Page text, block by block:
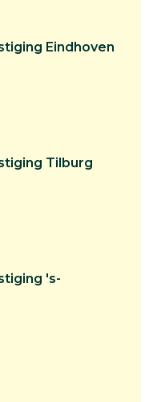
Eindhoven
Tilburg
's-